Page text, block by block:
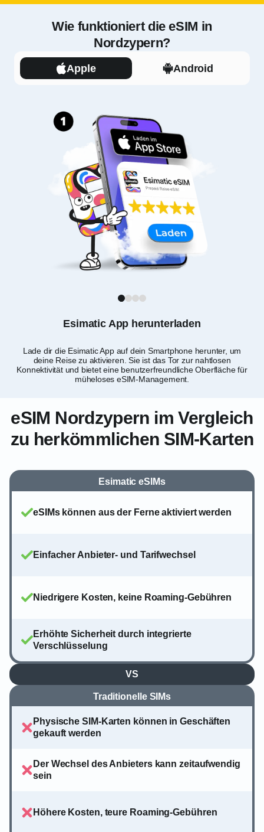
Wie funktioniert die eSIM in
Nordzypern?
Apple Android
Esimatic App herunterladen
Lade dir die Esimatic App auf dein Smartphone herunter, um
deine Reise zu aktivieren. Sie ist das Tor zur nahtlosen
Konnektivität und bietet eine benutzerfreundliche Oberfläche für
müheloses eSIM-Management.
1 2 3 4
eSIM Nordzypern im Vergleich
zu herkömmlichen SIM-Karten
Esimatic eSIMs
eSIMs können aus der Ferne aktiviert werden
Einfacher Anbieter- und Tarifwechsel
Niedrigere Kosten, keine Roaming-Gebühren
Erhöhte Sicherheit durch integrierte
Verschlüsselung
VS
Traditionelle SIMs
Physische SIM-Karten können in Geschäften
gekauft werden
Der Wechsel des Anbieters kann zeitaufwendig
sein
Höhere Kosten, teure Roaming-Gebühren